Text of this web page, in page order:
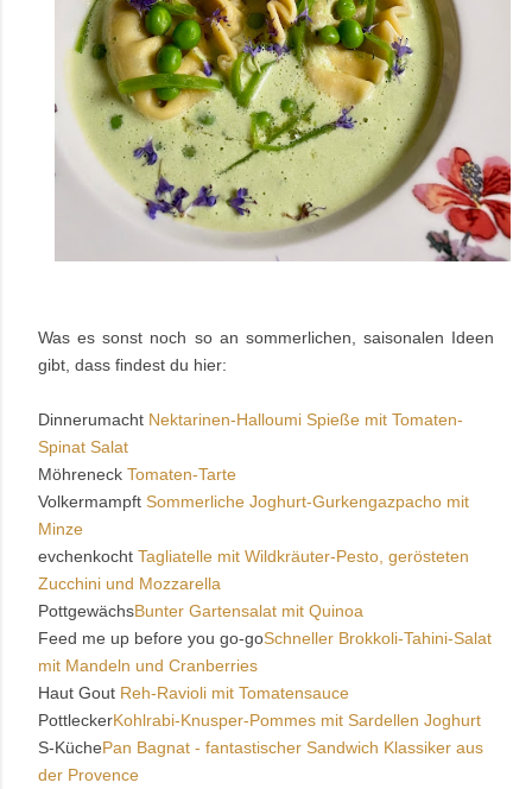
Was es sonst noch so an sommerlichen, saisonalen Ideen
gibt, dass findest du hier:
Dinnerumacht Nektarinen-Halloumi Spieße mit Tomaten-
Spinat Salat
Möhreneck Tomaten-Tarte
Volkermampft Sommerliche Joghurt-Gurkengazpacho mit
Minze
evchenkocht Tagliatelle mit Wildkräuter-Pesto, gerösteten
Zucchini und Mozzarella
PottgewächsBunter Gartensalat mit Quinoa
Feed me up before you go-goSchneller Brokkoli-Tahini-Salat
mit Mandeln und Cranberries
Haut Gout Reh-Ravioli mit Tomatensauce
PottleckerKohlrabi-Knusper-Pommes mit Sardellen Joghurt
S-KüchePan Bagnat - fantastischer Sandwich Klassiker aus
der Provence